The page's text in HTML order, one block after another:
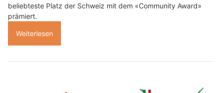
beliebteste Platz der Schweiz mit dem «Community Award»
prämiert.
Weiterlesen